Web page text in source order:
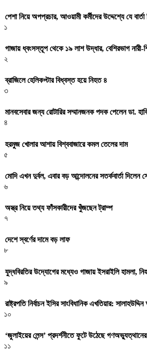
পেশা নিয়ে অপপ্রচার, আওয়ামী কর্মীদের উদ্দেশ্যে যে
১
গাজায় ধ্বংসস্তূপ থেকে ১৯ লাশ উদ্ধার, বেশিরভাগ নারী-
২
ব্রাজিলে হেলিকপ্টার বিধ্বস্ত হয়ে নিহত ৪
৩
মানবসেবার জন্য রোটারির সম্মানজনক পদক পেলেন ডা.
৪
হরমুজ খোলার আশায় বিশ্ববাজারে কমল তেলের দাম
৫
মোদি এখন দুর্বল, এবার বড় আন্দোলনের সতর্কবার্তা দিলেন
৬
অস্ত্র নিয়ে তথ্য ফাঁসকারীদের খুঁজছেন ট্রাম্প
৭
দেশে স্বর্ণের দামে বড় লাফ
৮
যুদ্ধবিরতির উদ্যোগের মধ্যেও গাজায় ইসরাইলি হামলা,
৯
রাষ্ট্রপতি নির্বাচন ইসির সাংবিধানিক এখতিয়ার:
১০
‘জুলাইয়ের লেন্স’ প্রদর্শনীতে ফুটে উঠেছে
১১